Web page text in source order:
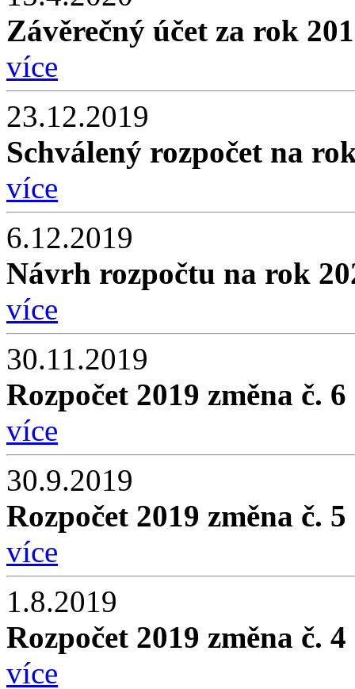
Závěrečný účet za rok
více
23.12.2019
Schválený rozpočet na
více
6.12.2019
Návrh rozpočtu na rok
více
30.11.2019
Rozpočet 2019 změna č. 6
více
30.9.2019
Rozpočet 2019 změna č. 5
více
1.8.2019
Rozpočet 2019 změna č. 4
více